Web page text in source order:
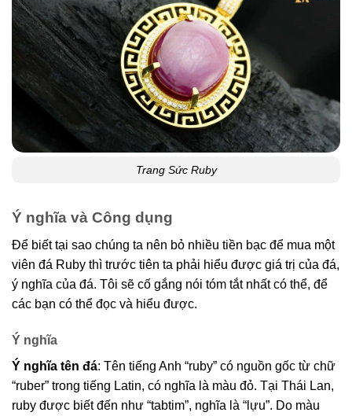
Trang Sức Ruby
Ý nghĩa và Công dụng
Để biết tại sao chúng ta nên bỏ nhiều tiền bạc để mua một
viên đá Ruby thì trước tiên ta phải hiểu được giá trị của đá,
ý nghĩa của đá. Tôi sẽ cố gắng nói tóm tắt nhất có thể, để
các bạn có thể đọc và hiểu được.
Ý nghĩa
Ý nghĩa tên đá: Tên tiếng Anh “ruby” có nguồn gốc từ chữ
“ruber” trong tiếng Latin, có nghĩa là màu đỏ. Tại Thái Lan,
ruby ​​được biết đến như “tabtim”, nghĩa là “lựu”. Do màu